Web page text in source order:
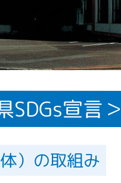
SDGs宣言＞
）の取組み